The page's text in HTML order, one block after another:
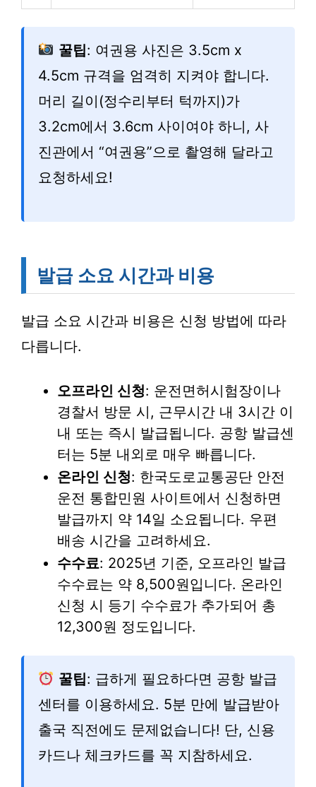
꿀팁: 여권용 사진은 3.5cm x
4.5cm 규격을 엄격히 지켜야 합니다.
머리 길이(정수리부터 턱까지)가
3.2cm에서 3.6cm 사이여야 하니, 사
진관에서 “여권용”으로 촬영해 달라고
요청하세요!
발급 소요 시간과 비용
발급 소요 시간과 비용은 신청 방법에 따라
다릅니다.
오프라인 신청: 운전면허시험장이나
경찰서 방문 시, 근무시간 내 3시간 이
내 또는 즉시 발급됩니다. 공항 발급센
터는 5분 내외로 매우 빠릅니다.
온라인 신청: 한국도로교통공단 안전
운전 통합민원 사이트에서 신청하면
발급까지 약 14일 소요됩니다. 우편
배송 시간을 고려하세요.
수수료: 2025년 기준, 오프라인 발급
수수료는 약 8,500원입니다. 온라인
신청 시 등기 수수료가 추가되어 총
12,300원 정도입니다.
꿀팁: 급하게 필요하다면 공항 발급
센터를 이용하세요. 5분 만에 발급받아
출국 직전에도 문제없습니다! 단, 신용
카드나 체크카드를 꼭 지참하세요.